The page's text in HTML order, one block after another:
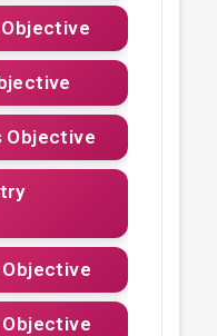
Objective